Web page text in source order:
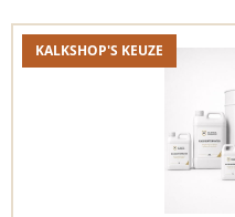
KALKSHOP'S KEUZE